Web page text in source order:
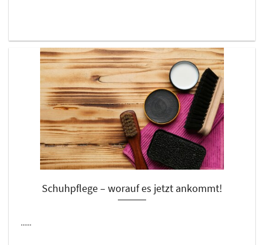
Schuhpflege – worauf es jetzt ankommt!
......